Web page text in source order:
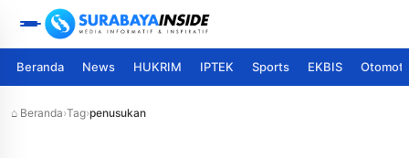
Beranda News HUKRIM IPTEK Sports EKBIS
⌂ Beranda›Tag›penusukan